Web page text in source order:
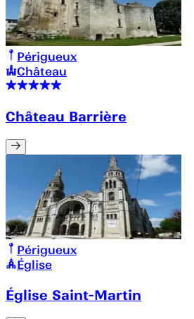
Périgueux
Château
Château Barrière
Périgueux
Église
Église Saint-Martin